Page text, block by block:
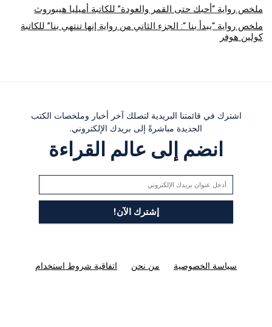
ملخص رواية “أحبك حتى القمر والعودة” للكاتبة أميليا هيبوروث
ملخص رواية “يبدأ بنا “: الجزء الثاني من رواية إنها تنتهي بنا” للكاتبة
كولين هوفر
اشترك في قائمتنا البريدية لتصلك آخر أخبار وملخصات الكتب
الجديدة مباشرةً إلى بريدك الإلكتروني.
انضم إلى عالم القراءة
سياسة الخصوصية من نحن اتفاقية شروط استخدام